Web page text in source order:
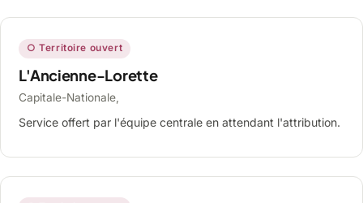
○ Territoire ouvert
L'Ancienne-Lorette
Capitale-Nationale,
Service offert par l'équipe centrale en attendant l'attribution.